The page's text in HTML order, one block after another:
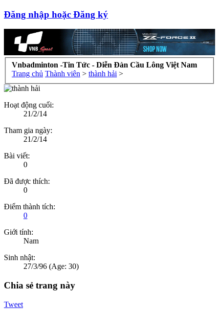
Đăng nhập hoặc Đăng ký
Vnbadminton -Tin Tức - Diễn Đàn Cầu Lông Việt Nam
Trang chủ Thành viên > thành hải >
Hoạt động cuối:
21/2/14
Tham gia ngày:
21/2/14
Bài viết:
0
Đã được thích:
0
Điểm thành tích:
0
Giới tính:
Nam
Sinh nhật:
27/3/96 (Age: 30)
Chia sẻ trang này
Tweet